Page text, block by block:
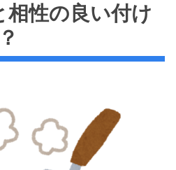
相性の良い付け